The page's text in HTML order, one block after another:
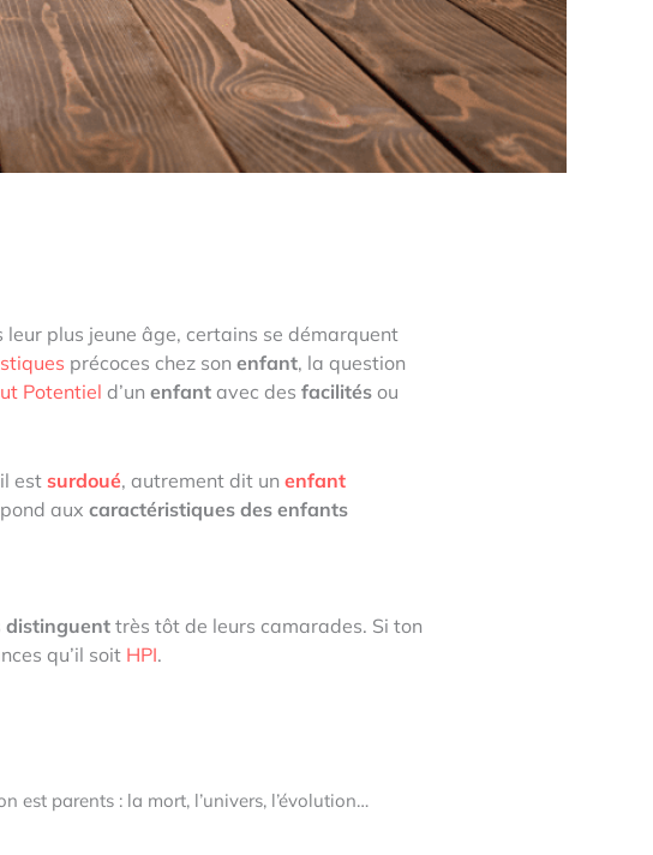
leur plus jeune âge, certains se démarquent
précoces chez son enfant, la question
Potentiel d’un enfant avec des facilités ou
est surdoué, autrement dit un enfant
aux caractéristiques des enfants
distinguent très tôt de leurs camarades. Si ton
qu’il soit HPI.
est parents : la mort, l’univers, l’évolution…